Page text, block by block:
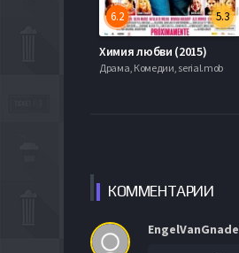
5.3
6.2
Химия любви (2015)
Драма, Комедии, serial.mob
КОММЕНТАРИИ
EngelVanGnade